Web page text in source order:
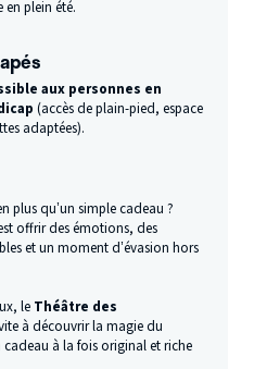
plein été.
aux personnes en
(accès de plain-pied, espace
adaptées).
plus qu’un simple cadeau ?
offrir des émotions, des
et un moment d’évasion hors
le Théâtre des
à découvrir la magie du
à la fois original et riche